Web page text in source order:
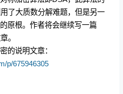
了大质数分解难题，但是另一
原根。作者将会继续写一篇
。
的说明文章：
p/675946305